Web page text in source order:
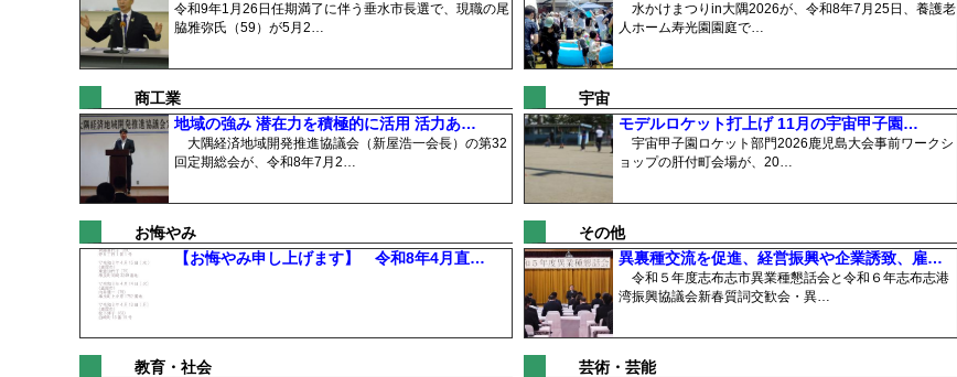
令和9年1月26日任期満了に伴う垂水市長選で、現職の尾
脇雅弥氏（59）が5月2…
水かけまつりin大隅2026が、令和8年7月25日、養護老
人ホーム寿光園園庭で…
商工業
地域の強み 潜在力を積極的に活用 活力あ…
大隅経済地域開発推進協議会（新屋浩一会長）の第32
回定期総会が、令和8年7月2…
宇宙
モデルロケット打上げ 11月の宇宙甲子園…
宇宙甲子園ロケット部門2026鹿児島大会事前ワークシ
ョップの肝付町会場が、20…
お悔やみ
【お悔やみ申し上げます】 令和8年4月直…
その他
異裏種交流を促進、経営振興や企業誘致、雇…
令和５年度志布志市異業種懇話会と令和６年志布志港
湾振興協議会新春質詞交歓会・異…
教育・社会
芸術・芸能